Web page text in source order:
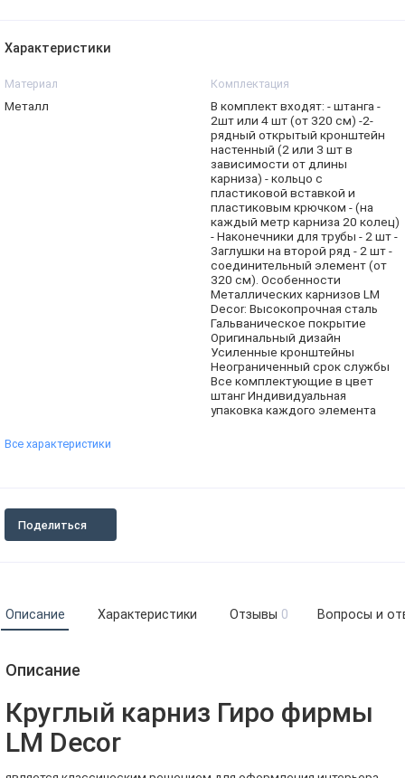
Характеристики
Материал
Металл
Комплектация
В комплект входят: - штанга -
2шт или 4 шт (от 320 см) -2-
рядный открытый кронштейн
настенный (2 или 3 шт в
зависимости от длины
карниза) - кольцо с
пластиковой вставкой и
пластиковым крючком - (на
каждый метр карниза 20 колец)
- Наконечники для трубы - 2 шт -
Заглушки на второй ряд - 2 шт -
соединительный элемент (от
320 см). Особенности
Металлических карнизов LM
Decor: Высокопрочная сталь
Гальваническое покрытие
Оригинальный дизайн
Усиленные кронштейны
Неограниченный срок службы
Все комплектующие в цвет
штанг Индивидуальная
упаковка каждого элемента
Все характеристики
Поделиться
Описание Характеристики Отзывы 0 Вопросы и
Описание
Круглый карниз Гиро фирмы
LM Decor